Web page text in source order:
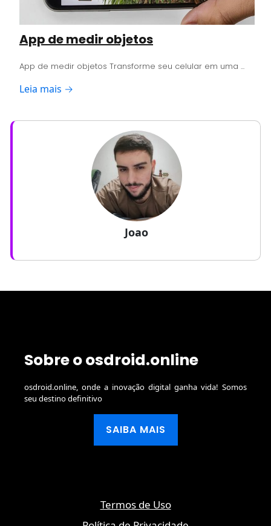
App de medir objetos
App de medir objetos Transforme seu celular em uma ...
Leia mais →
Joao
Sobre o osdroid.online
osdroid.online, onde a inovação digital ganha vida! Somos
seu destino definitivo
SAIBA MAIS
Termos de Uso